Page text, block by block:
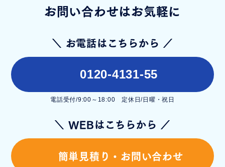
お問い合わせはお気軽に
＼ お電話はこちらから ／
0120-4131-55
電話受付/9:00～18:00 定休日/日曜・祝日
＼ WEBはこちらから ／
簡単見積り・お問い合わせ